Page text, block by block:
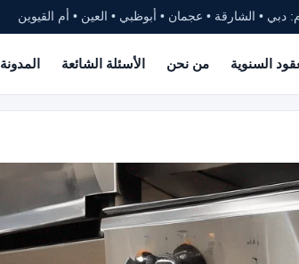
دبي • الشارقة • عجمان • أبوظبي • العين • أم القيوين
السنوية من نحن الأسئلة الشائعة المدونة